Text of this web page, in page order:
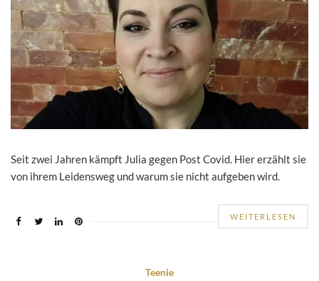
Seit zwei Jahren kämpft Julia gegen Post Covid. Hier erzählt sie
von ihrem Leidensweg und warum sie nicht aufgeben wird.
WEITERLESEN
Teenie